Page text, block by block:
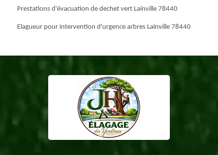
Prestations d'évacuation de dechet vert Lainville 78440
Elagueur pour intervention d'urgence arbres Lainville 78440